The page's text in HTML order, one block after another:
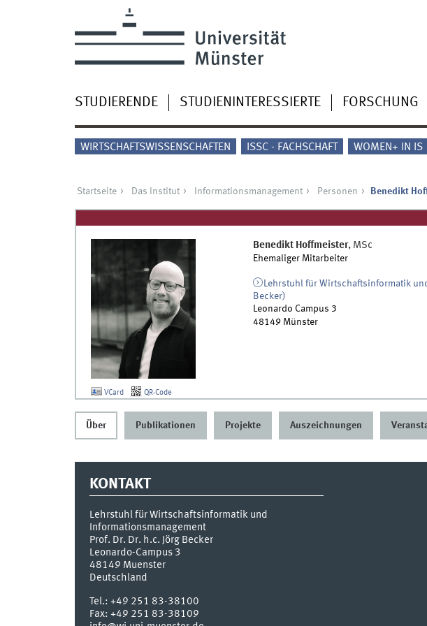
STUDIERENDE STUDIENINTERESSIERTE FORSCHUNG
WIRTSCHAFTSWISSENSCHAFTEN ISSC - FACHSCHAFT WOMEN+ IN IS
Startseite Das Institut Informationsmanagement Personen Benedikt
VCard QR-Code
Benedikt Hoffmeister, MSc
Ehemaliger Mitarbeiter
Lehrstuhl für Wirtschaftsinformatik
Becker)
Leonardo Campus 3
48149 Münster
Über Publikationen Projekte Auszeichnungen
KONTAKT
Lehrstuhl für Wirtschaftsinformatik und
Informationsmanagement
Prof. Dr. Dr. h.c. Jörg Becker
Leonardo-Campus 3
48149 Muenster
Deutschland
Tel.: +49 251 83-38100
Fax: +49 251 83-38109